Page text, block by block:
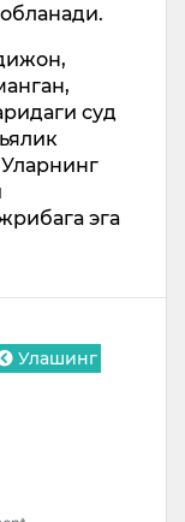
суд
эга
Улашинг